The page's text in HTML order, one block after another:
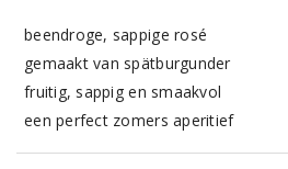
beendroge, sappige rosé
gemaakt van spätburgunder
fruitig, sappig en smaakvol
een perfect zomers aperitief